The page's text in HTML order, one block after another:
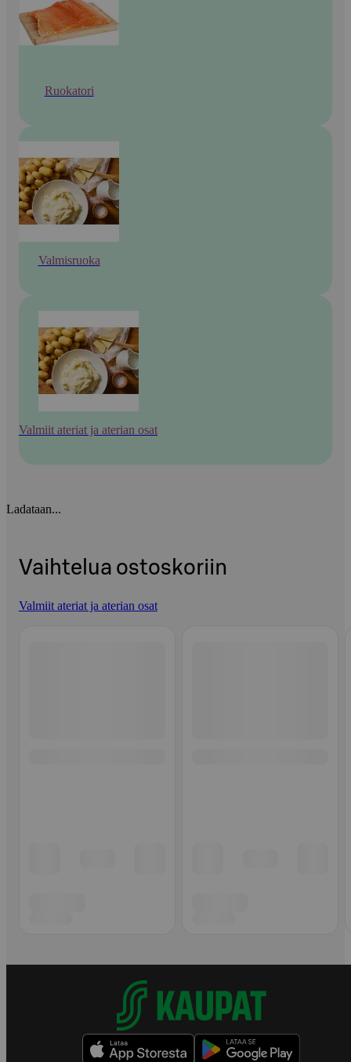
Ruokatori
Valmisruoka
Valmiit ateriat ja aterian osat
Ladataan...
Vaihtelua ostoskoriin
Valmiit ateriat ja aterian osat